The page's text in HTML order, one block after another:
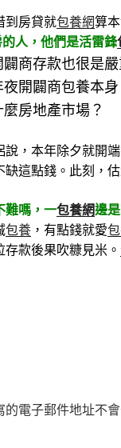
到房貸就包養網算
人，他們是活雷鋒
商存款也很是
開闢商包養本身
房地產市場？
說，本年除夕就開
缺這點錢。此刻，
難嗎，一包養網邊
包養 ，有點錢就愛
存款後果吹糠見米。
電子郵件地址不會